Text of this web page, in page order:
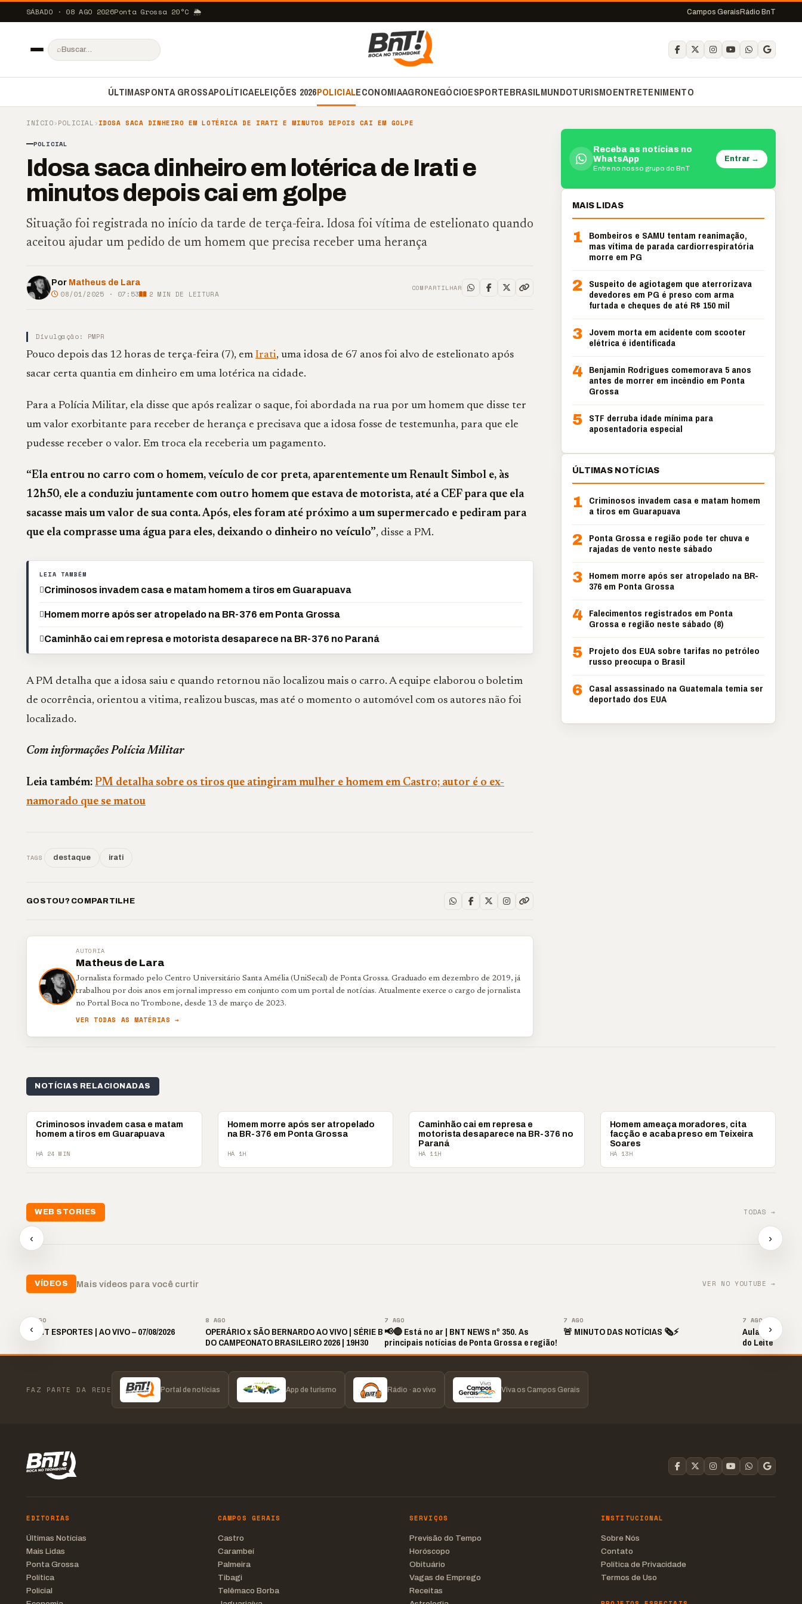
SÁBADO · 08 AGO 2026Ponta Grossa 20°C 🌦️ Campos Gerais Rádio BnT
⌕
ÚLTIMASPONTA GROSSAPOLÍTICAELEIÇÕES 2026POLICIALECONOMIAAGRONEGÓCIOESPORTEBRASILMUNDOTURISMOENTRETENIMENTO
INÍCIO›POLICIAL ›IDOSA SACA DINHEIRO EM LOTÉRICA DE IRATI E MINUTOS DEPOIS CAI EM GOLPE
POLICIAL
Idosa saca dinheiro em lotérica de Irati e
minutos depois cai em golpe
Situação foi registrada no início da tarde de terça-feira. Idosa foi vítima de estelionato quando
aceitou ajudar um pedido de um homem que precisa receber uma herança
Por Matheus de Lara
08/01/2025 · 07:53 2 MIN DE LEITURA
COMPARTILHAR
Divulgação: PMPR
Pouco depois das 12 horas de terça-feira (7), em Irati, uma idosa de 67 anos foi alvo de estelionato após
sacar certa quantia em dinheiro em uma lotérica na cidade.
Para a Polícia Militar, ela disse que após realizar o saque, foi abordada na rua por um homem que disse ter
um valor exorbitante para receber de herança e precisava que a idosa fosse de testemunha, para que ele
pudesse receber o valor. Em troca ela receberia um pagamento.
“Ela entrou no carro com o homem, veículo de cor preta, aparentemente um Renault Simbol e, às
12h50, ele a conduziu juntamente com outro homem que estava de motorista, até a CEF para que ela
sacasse mais um valor de sua conta. Após, eles foram até próximo a um supermercado e pediram para
que ela comprasse uma água para eles, deixando o dinheiro no veículo”, disse a PM.
LEIA TAMBÉM
Criminosos invadem casa e matam homem a tiros em Guarapuava
Homem morre após ser atropelado na BR-376 em Ponta Grossa
Caminhão cai em represa e motorista desaparece na BR-376 no Paraná
A PM detalha que a idosa saiu e quando retornou não localizou mais o carro. A equipe elaborou o boletim
de ocorrência, orientou a vitima, realizou buscas, mas até o momento o automóvel com os autores não foi
localizado.
Com informações Polícia Militar
Leia também: PM detalha sobre os tiros que atingiram mulher e homem em Castro; autor é o ex-
namorado que se matou
TAGS destaque irati
GOSTOU? COMPARTILHE
AUTORIA
Matheus de Lara
Jornalista formado pelo Centro Universitário Santa Amélia (UniSecal) de Ponta Grossa. Graduado em dezembro de 2019, já
trabalhou por dois anos em jornal impresso em conjunto com um portal de notícias. Atualmente exerce o cargo de jornalista
no Portal Boca no Trombone, desde 13 de março de 2023.
VER TODAS AS MATÉRIAS →
Receba as notícias no
WhatsApp
Entre no nosso grupo do BnT
Entrar →
MAIS LIDAS
1
Bombeiros e SAMU tentam reanimação,
mas vítima de parada cardiorrespiratória
morre em PG
2
Suspeito de agiotagem que aterrorizava
devedores em PG é preso com arma
furtada e cheques de até R$ 150 mil
3 Jovem morta em acidente com scooter
elétrica é identificada
4 Benjamin Rodrigues comemorava 5 anos
antes de morrer em incêndio em Ponta
Grossa
5 STF derruba idade mínima para
aposentadoria especial
ÚLTIMAS NOTÍCIAS
1
Criminosos invadem casa e matam homem
a tiros em Guarapuava
2
Ponta Grossa e região pode ter chuva e
rajadas de vento neste sábado
3 Homem morre após ser atropelado na BR-
376 em Ponta Grossa
4 Falecimentos registrados em Ponta
Grossa e região neste sábado (8)
5 Projeto dos EUA sobre tarifas no petróleo
russo preocupa o Brasil
6 Casal assassinado na Guatemala temia ser
deportado dos EUA
NOTÍCIAS RELACIONADAS
POLICIAL
Criminosos invadem casa e matam
homem a tiros em Guarapuava
HÁ 24 MIN
POLICIAL
Homem morre após ser atropelado
na BR-376 em Ponta Grossa
HÁ 1H
POLICIAL
Caminhão cai em represa e
motorista desaparece na BR-376 no
Paraná
HÁ 11H
POLICIAL
Homem ameaça moradores, cita
facção e acaba preso em Teixeira
Soares
HÁ 13H
WEB STORIES TODAS →
‹
📢💜 Agosto Lilás
reforça combate à
violência contra a
mulher
📢⚽
›
VÍDEOS Mais vídeos para você curtir VER NO YOUTUBE →
‹
8 AGO
🎙️ BNT ESPORTES | AO VIVO – 07/08/2026
8 AGO
OPERÁRIO x SÃO BERNARDO AO VIVO | SÉRIE B
DO CAMPEONATO BRASILEIRO 2026 | 19H30
7 AGO
📢🔴 Está no ar | BNT NEWS nº 350. As
principais notícias de Ponta Grossa e região!
7 AGO
🚨 MINUTO DAS NOTÍCIAS 🗞️⚡
7 AGO
Aula Show no
do Leite
›
FAZ PARTE DA REDE Portal de notícias App de turismo Rádio · ao vivo Viva os Campos Gerais
EDITORIAS
Últimas Notícias
Mais Lidas
Ponta Grossa
Política
Policial
CAMPOS GERAIS
Castro
Carambeí
Palmeira
Tibagi
Telêmaco Borba
SERVIÇOS
Previsão do Tempo
Horóscopo
Obituário
Vagas de Emprego
Receitas
INSTITUCIONAL
Sobre Nós
Contato
Política de Privacidade
Termos de Uso